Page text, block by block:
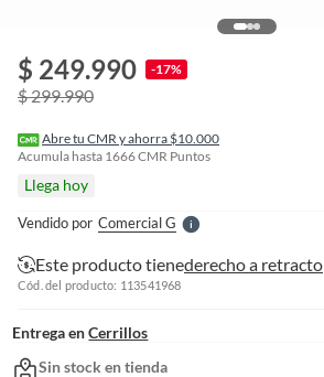
$ 249.990 -17%
$ 299.990
Abre tu CMR y ahorra $10.000
Acumula hasta 1666CMR Puntos
Llega hoy
Vendido por Comercial GS
e
r
f
o
Este producto tienederecho a retracto
Cód. del producto: 113541968
Entrega en Cerrillos
Sin stock en tienda